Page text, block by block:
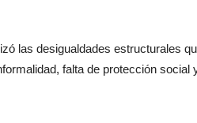
las desigualdades estructurales
falta de protección social